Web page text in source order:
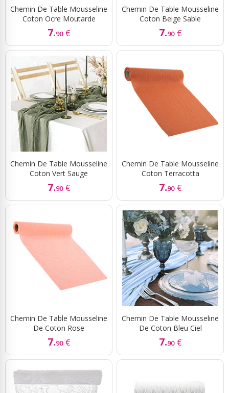
Chemin De Table Mousseline
Coton Ocre Moutarde
7.90 €
Chemin De Table Mousseline
Coton Beige Sable
7.90 €
Chemin De Table Mousseline
Coton Vert Sauge
7.90 €
Chemin De Table Mousseline
Coton Terracotta
7.90 €
Chemin De Table Mousseline
De Coton Rose
7.90 €
Chemin De Table Mousseline
De Coton Bleu Ciel
7.90 €